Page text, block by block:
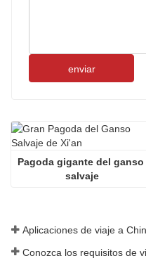
enviar
Pagoda gigante del ganso
salvaje